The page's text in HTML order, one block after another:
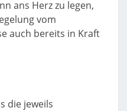
ans Herz zu legen,
vom
auch bereits in Kraft
die jeweils